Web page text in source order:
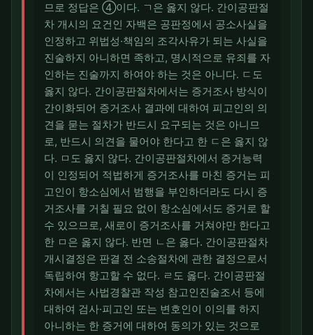
므로 정답은 ④이다. ㄱ은 옳지 않다. 간이공판절
차 개시의 요건인 자백은 공판정에서 공소사실을
인정하고 위법성·책임의 조각사유가 되는 사실을
진술하지 아니하면 족하고, 명시적으로 유죄를 자
인하는 진술까지 하여야 하는 것은 아니다. ㄷ도
옳지 않다. 간이공판절차에서는 증거조사 방식이
간이화되어 증거조사 결과에 대하여 피고인의 의
견을 묻는 절차가 반드시 요구되는 것은 아니므
로, 반드시 의견을 물어야 한다고 한 ㄷ은 옳지 않
다. ㅁ도 옳지 않다. 간이공판절차에서 증거능력
이 인정되어 적법하게 증거조사를 마친 증거는 피
고인이 항소심에서 범행을 부인하더라도 다시 증
거조사를 거칠 필요 없이 항소심에서도 증거로 할
수 있으므로, 새로이 증거조사를 거쳐야만 한다고
한 ㅁ은 옳지 않다. 반면 ㄴ은 옳다. 간이공판절차
개시결정은 판결 전 소송절차에 관한 결정으로서
독립하여 항고할 수 없다. ㄹ도 옳다. 간이공판절
차에서는 사법경찰관 작성 참고인진술조서 등에
대하여 검사·피고인 또는 변호인이 이의를 하지
아니하는 한 증거에 대하여 동의가 있는 것으로